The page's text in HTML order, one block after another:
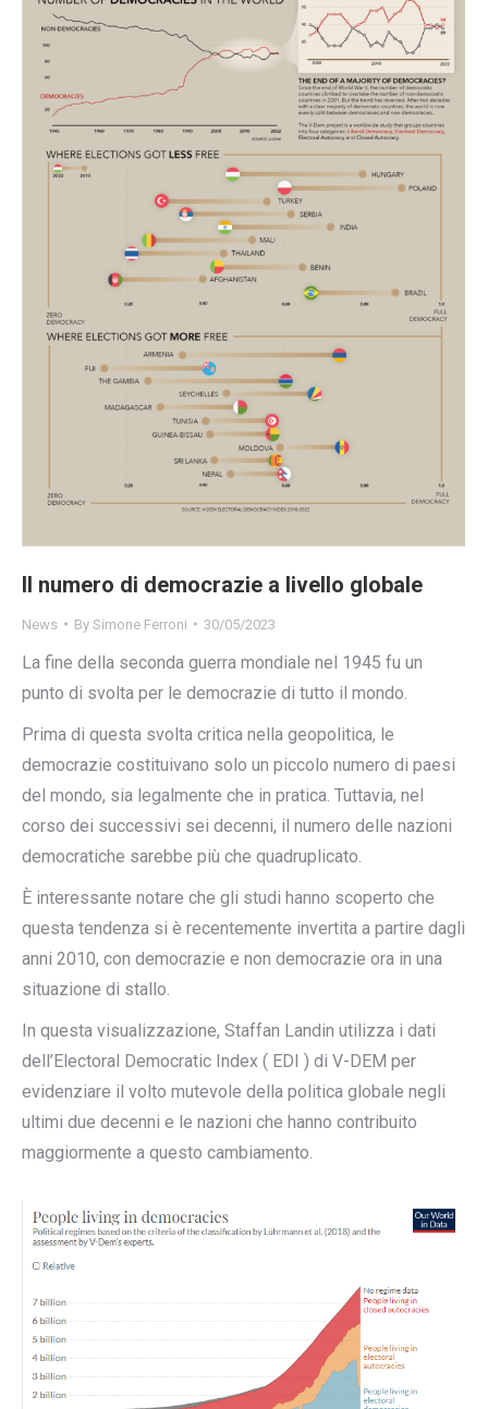
Il numero di democrazie a livello globale
News By Simone Ferroni 30/05/2023
La fine della seconda guerra mondiale nel 1945 fu un
punto di svolta per le democrazie di tutto il mondo.
Prima di questa svolta critica nella geopolitica, le
democrazie costituivano solo un piccolo numero di paesi
del mondo, sia legalmente che in pratica. Tuttavia, nel
corso dei successivi sei decenni, il numero delle nazioni
democratiche sarebbe più che quadruplicato.
È interessante notare che gli studi hanno scoperto che
questa tendenza si è recentemente invertita a partire dagli
anni 2010, con democrazie e non democrazie ora in una
situazione di stallo.
In questa visualizzazione, Staffan Landin utilizza i dati
dell’Electoral Democratic Index ( EDI ) di V-DEM per
evidenziare il volto mutevole della politica globale negli
ultimi due decenni e le nazioni che hanno contribuito
maggiormente a questo cambiamento.